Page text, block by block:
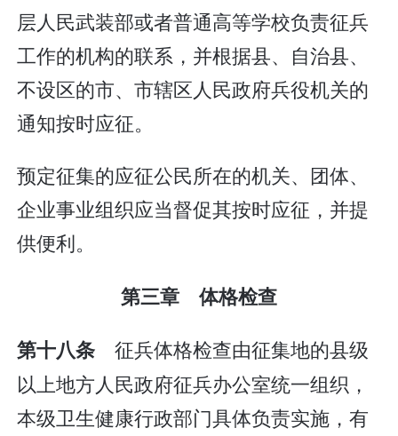
层人民武装部或者普通高等学校负责征兵
工作的机构的联系，并根据县、自治县、
不设区的市、市辖区人民政府兵役机关的
通知按时应征。
预定征集的应征公民所在的机关、团体、
企业事业组织应当督促其按时应征，并提
供便利。
第三章 体格检查
第十八条 征兵体格检查由征集地的县级
以上地方人民政府征兵办公室统一组织，
本级卫生健康行政部门具体负责实施，有